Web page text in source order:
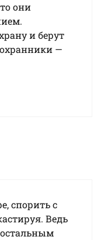
они
и берут
—
спорить с
Ведь